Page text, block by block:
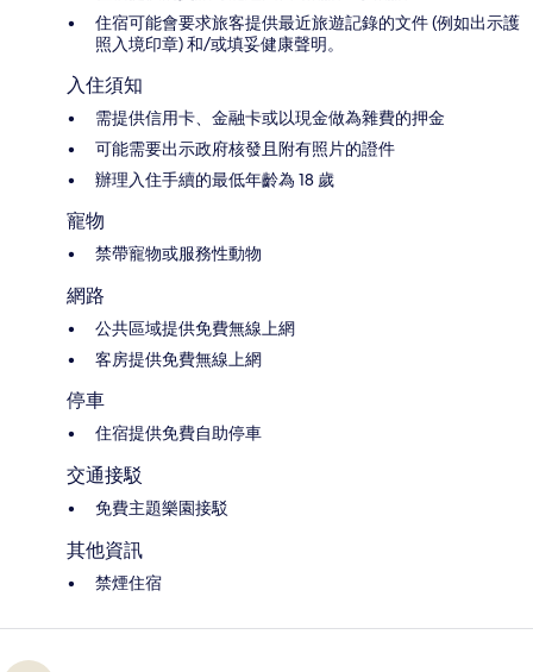
住宿可能會要求旅客提供最近旅遊記錄的文件 (例如出示護
照入境印章) 和/或填妥健康聲明。
入住須知
需提供信用卡、金融卡或以現金做為雜費的押金
可能需要出示政府核發且附有照片的證件
辦理入住手續的最低年齡為 18 歲
寵物
禁帶寵物或服務性動物
網路
公共區域提供免費無線上網
客房提供免費無線上網
停車
住宿提供免費自助停車
交通接駁
免費主題樂園接駁
其他資訊
禁煙住宿